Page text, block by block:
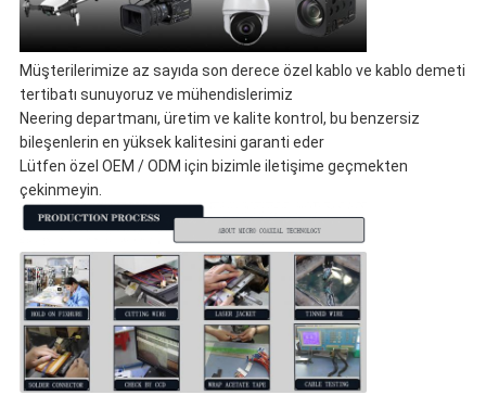
Müşterilerimize az sayıda son derece özel kablo ve kablo demeti
tertibatı sunuyoruz ve mühendislerimiz
Neering departmanı, üretim ve kalite kontrol, bu benzersiz
bileşenlerin en yüksek kalitesini garanti eder
Lütfen özel OEM / ODM için bizimle iletişime geçmekten
çekinmeyin.